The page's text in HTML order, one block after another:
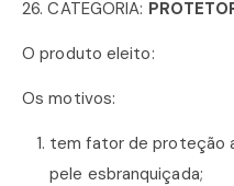
26. CATEGORIA:
O produto eleito:
Os motivos:
tem fator de proteção
pele esbranquiçada;